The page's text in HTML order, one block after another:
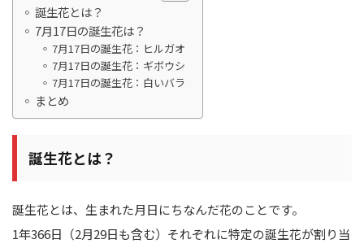
誕生花とは？
7月17日の誕生花は？
7月17日の誕生花：ヒルガオ
7月17日の誕生花：ギボウシ
7月17日の誕生花：白いバラ
まとめ
誕生花とは？
誕生花とは、生まれた月日にちなんだ花のことです。
1年366日（2月29日も含む）それぞれに特定の誕生花が割り当